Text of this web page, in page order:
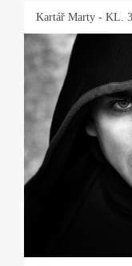
Kartář Marty - KL.
Vždy se
Mou
většinu
alchymii, až
domluvit se i
neexistuje, jde